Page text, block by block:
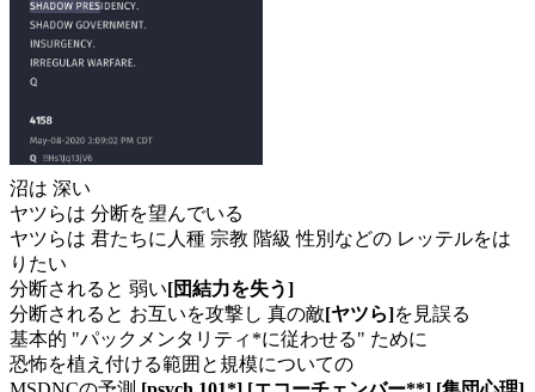
沼は 深い
ヤツらは 分断を望んでいる
ヤツらは 君たちに人種 宗教 階級 性別などの レッテルをは
りたい
分断されると 弱い[団結力を失う]
分断されると お互いを攻撃し 真の敵[ヤツら]を見誤る
基本的 "パックメンタリティ*に従わせる" ために
恐怖を植え付ける範囲と規模についての